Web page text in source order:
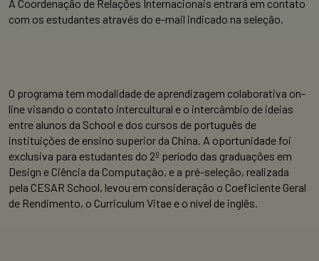
A Coordenação de Relações Internacionais entrará em contato
com os estudantes através do e-mail indicado na seleção.
O programa tem modalidade de aprendizagem colaborativa on-
line visando o contato intercultural e o intercâmbio de ideias
entre alunos da School e dos cursos de português de
instituições de ensino superior da China. A oportunidade foi
exclusiva para estudantes do 2º período das graduações em
Design e Ciência da Computação, e a pré-seleção, realizada
pela CESAR School, levou em consideração o Coeficiente Geral
de Rendimento, o Curriculum Vitae e o nível de inglês.